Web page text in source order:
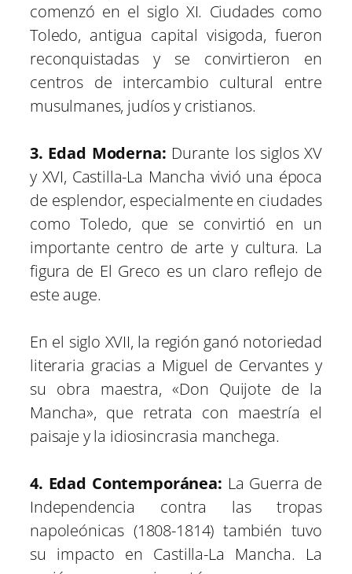
comenzó en el siglo XI. Ciudades como
Toledo, antigua capital visigoda, fueron
reconquistadas y se convirtieron en
centros de intercambio cultural entre
musulmanes, judíos y cristianos.
3. Edad Moderna: Durante los siglos XV
y XVI, Castilla-La Mancha vivió una época
de esplendor, especialmente en ciudades
como Toledo, que se convirtió en un
importante centro de arte y cultura. La
figura de El Greco es un claro reflejo de
este auge.
En el siglo XVII, la región ganó notoriedad
literaria gracias a Miguel de Cervantes y
su obra maestra, «Don Quijote de la
Mancha», que retrata con maestría el
paisaje y la idiosincrasia manchega.
4. Edad Contemporánea: La Guerra de
Independencia contra las tropas
napoleónicas (1808-1814) también tuvo
su impacto en Castilla-La Mancha. La